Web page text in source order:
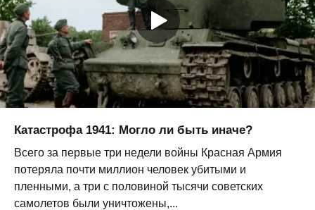
Катастрофа 1941: Могло ли быть иначе?
Всего за первые три недели войны Красная Армия
потеряла почти миллион человек убитыми и
пленными, а три с половиной тысячи советских
самолетов были уничтожены,...